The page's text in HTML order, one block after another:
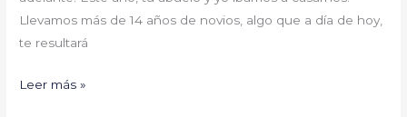
Llevamos más de 14 años de novios, algo que a día de hoy,
te resultará
Leer más »